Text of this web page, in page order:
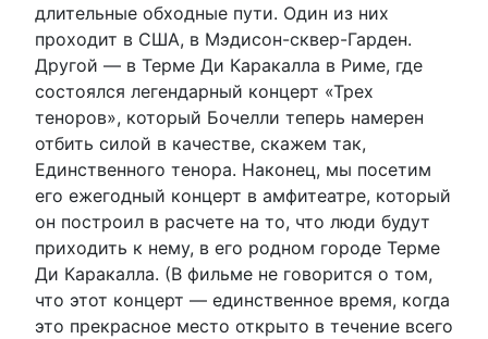
длительные обходные пути. Один из них
проходит в США, в Мэдисон-сквер-Гарден.
Другой — в Терме Ди Каракалла в Риме, где
состоялся легендарный концерт «Трех
теноров», который Бочелли теперь намерен
отбить силой в качестве, скажем так,
Единственного тенора. Наконец, мы посетим
его ежегодный концерт в амфитеатре, который
он построил в расчете на то, что люди будут
приходить к нему, в его родном городе Терме
Ди Каракалла. (В фильме не говорится о том,
что этот концерт — единственное время, когда
это прекрасное место открыто в течение всего